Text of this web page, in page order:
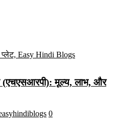
(एचएसआरपी): मूल्य, लाभ, और
0